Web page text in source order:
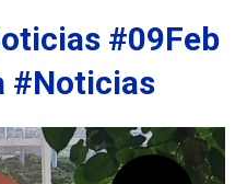
#09Feb
#Noticias